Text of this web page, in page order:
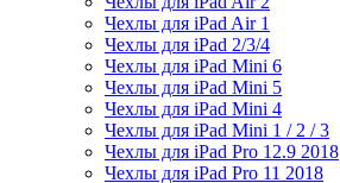
Чехлы для iPad Air 1
Чехлы для iPad 2/3/4
Чехлы для iPad Mini 6
Чехлы для iPad Mini 5
Чехлы для iPad Mini 4
Чехлы для iPad Mini 1 / 2 / 3
Чехлы для iPad Pro 12.9 2018
Чехлы для iPad Pro 11 2018